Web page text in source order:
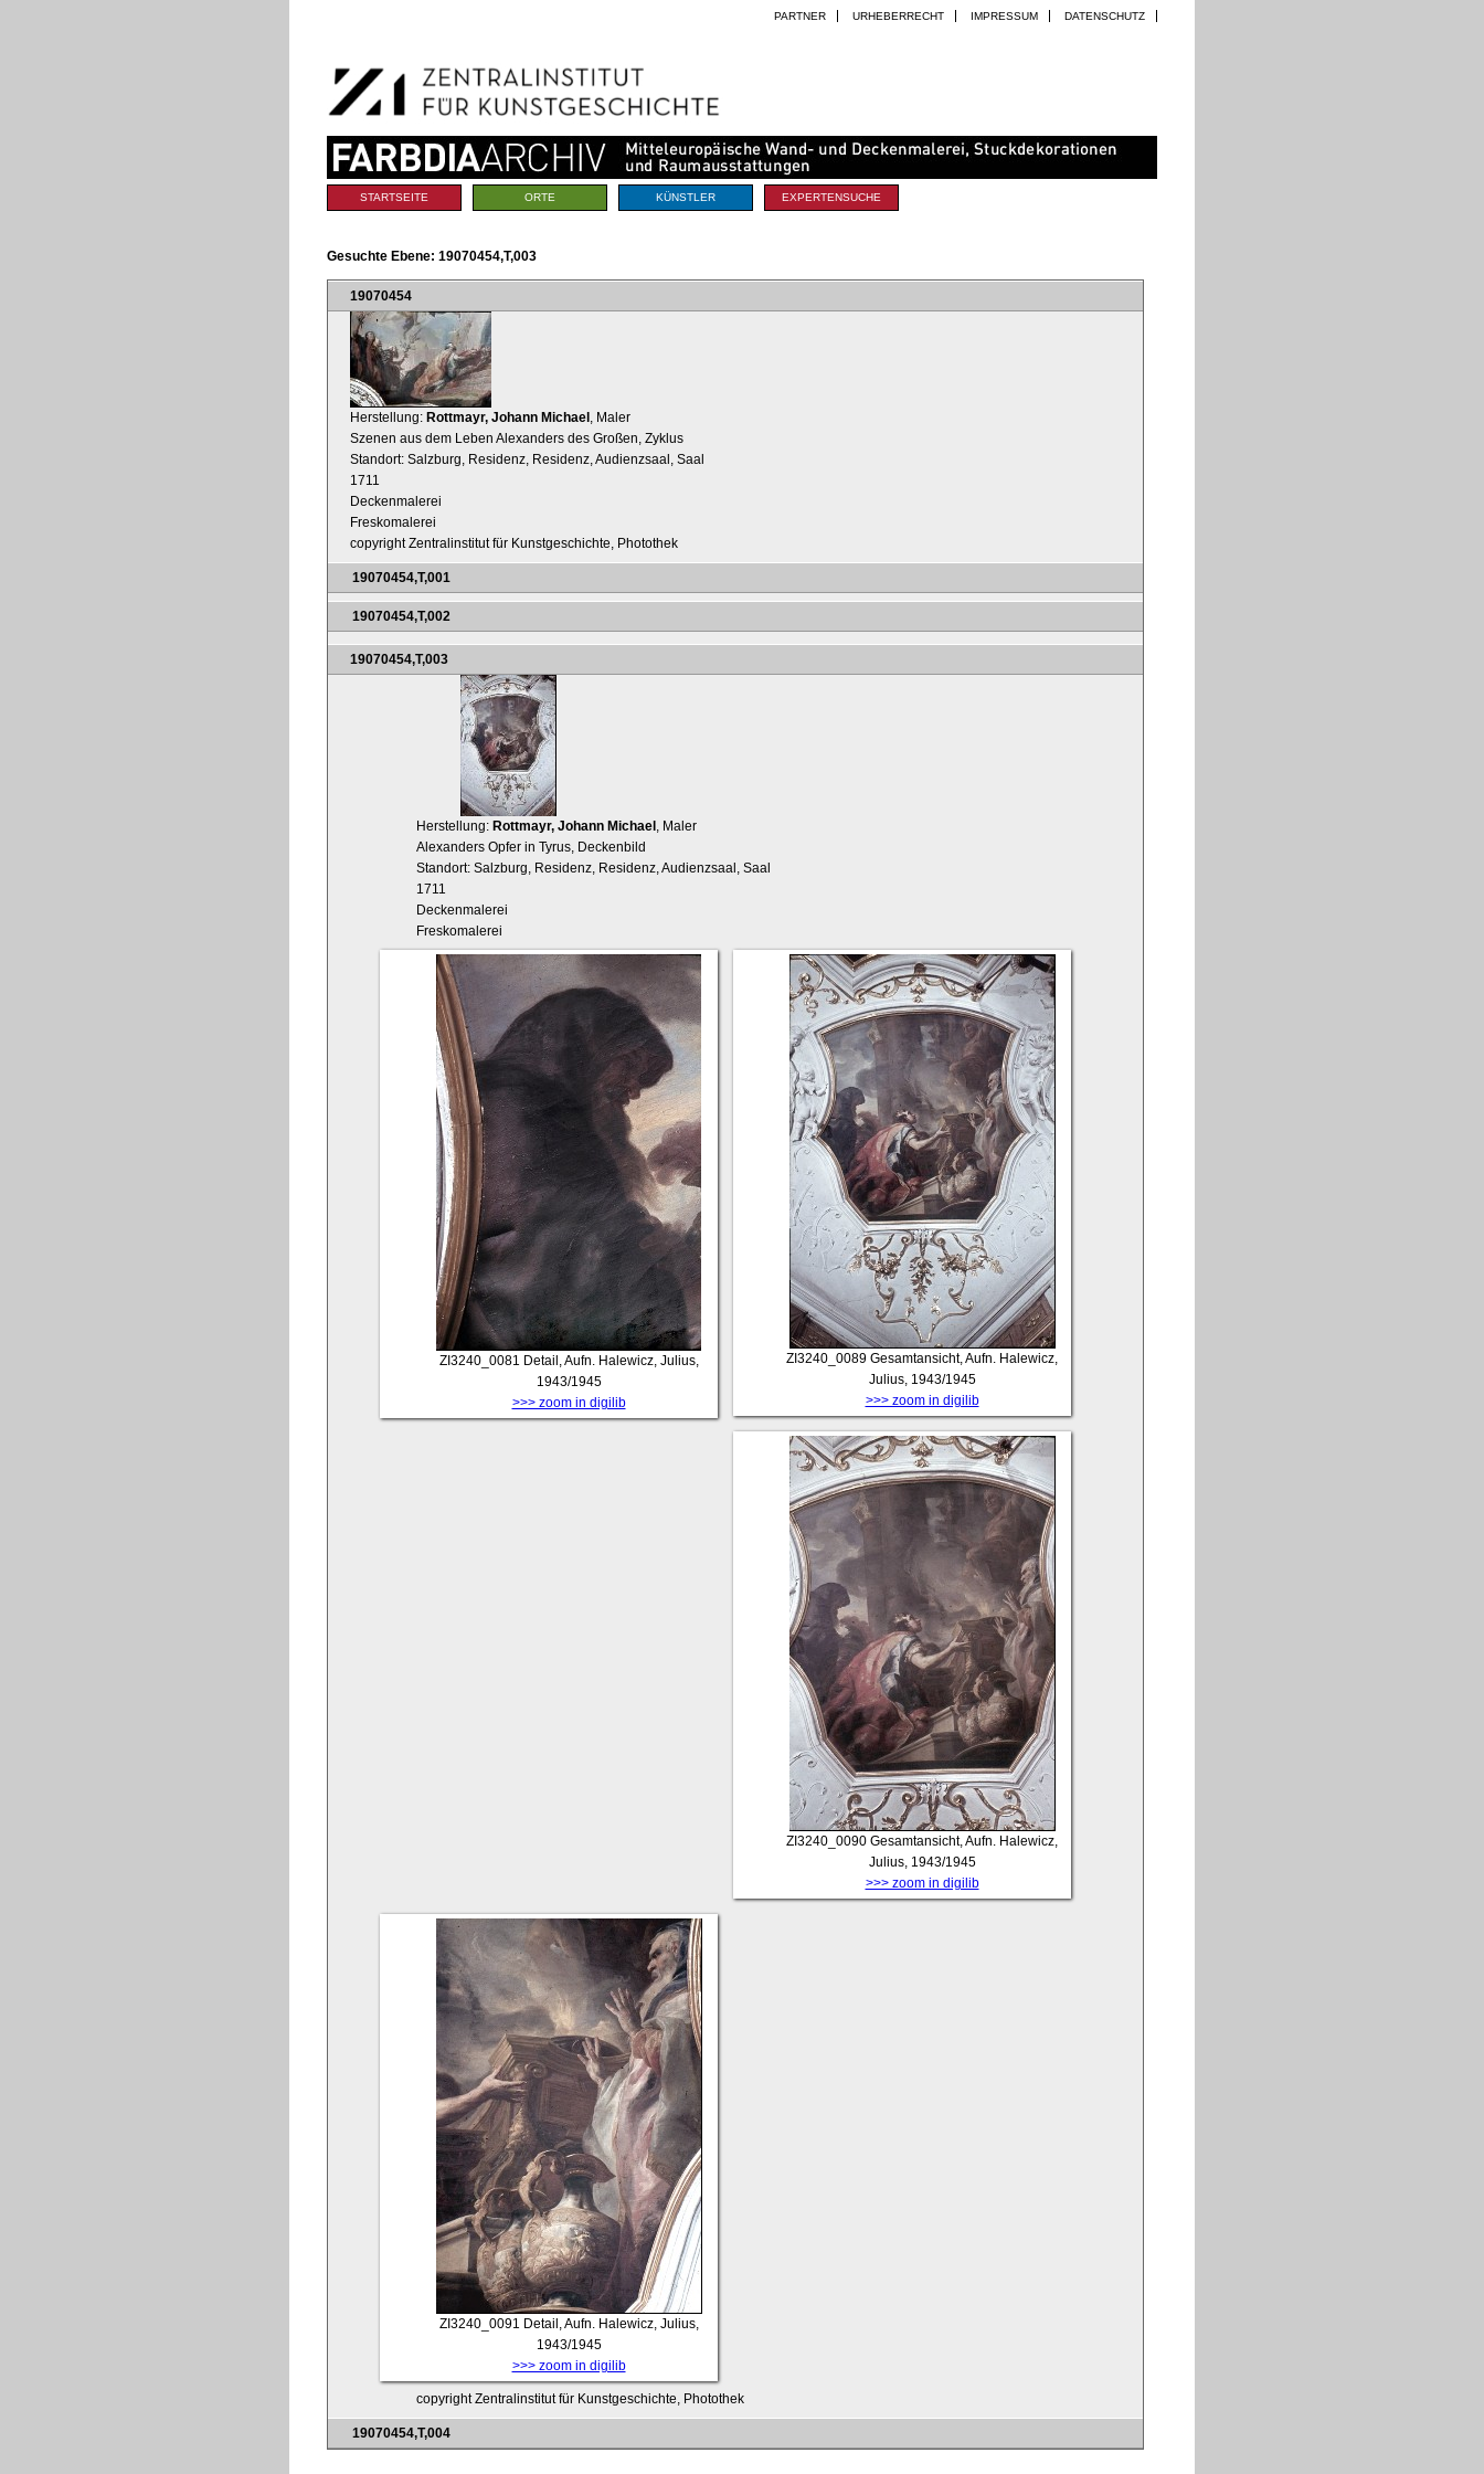
Navigation
PARTNER URHEBERRECHT IMPRESSUM DATENSCHUTZ
Sektionen
STARTSEITE ORTE KÜNSTLER EXPERTENSUCHE
Gesuchte Ebene: 19070454,T,003
19070454
Herstellung: Rottmayr, Johann Michael , Maler
Szenen aus dem Leben Alexanders des Großen, Zyklus
Standort: Salzburg, Residenz, Residenz, Audienzsaal, Saal
1711
Deckenmalerei
Freskomalerei
copyright Zentralinstitut für Kunstgeschichte, Photothek
19070454,T,001
19070454,T,002
19070454,T,003
Herstellung: Rottmayr, Johann Michael , Maler
Alexanders Opfer in Tyrus, Deckenbild
Standort: Salzburg, Residenz, Residenz, Audienzsaal, Saal
1711
Deckenmalerei
Freskomalerei
ZI3240_0081 Detail, Aufn. Halewicz, Julius,
1943/1945
>>> zoom in digilib
ZI3240_0089 Gesamtansicht, Aufn. Halewicz,
Julius, 1943/1945
>>> zoom in digilib
ZI3240_0090 Gesamtansicht, Aufn. Halewicz,
Julius, 1943/1945
>>> zoom in digilib
ZI3240_0091 Detail, Aufn. Halewicz, Julius,
1943/1945
>>> zoom in digilib
copyright Zentralinstitut für Kunstgeschichte, Photothek
19070454,T,004